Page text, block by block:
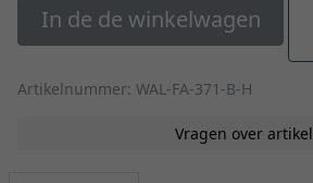
In de de winkelwagen
Artikelnummer: WAL-FA-371-B-H
Vragen over artikel